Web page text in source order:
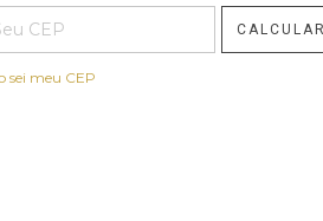
CALCULAR
sei meu CEP